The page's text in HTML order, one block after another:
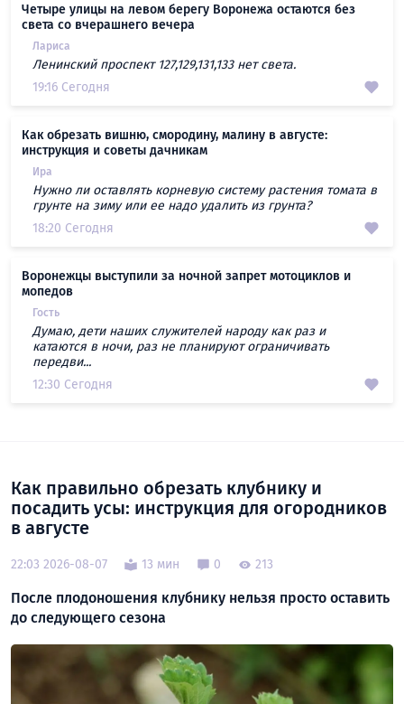
Четыре улицы на левом берегу Воронежа остаются без
света со вчерашнего вечера
Лариса
Ленинский проспект 127,129,131,133 нет света.
19:16 Сегодня
Как обрезать вишню, смородину, малину в августе:
инструкция и советы дачникам
Ира
Нужно ли оставлять корневую систему растения томата в
грунте на зиму или ее надо удалить из грунта?
18:20 Сегодня
Воронежцы выступили за ночной запрет мотоциклов и
мопедов
Гость
Думаю, дети наших служителей народу как раз и
катаются в ночи, раз не планируют ограничивать
передви...
12:30 Сегодня
Как правильно обрезать клубнику и
посадить усы: инструкция для огородников
в августе
22:03 2026-08-07 13 мин 0 213
После плодоношения клубнику нельзя просто оставить
до следующего сезона